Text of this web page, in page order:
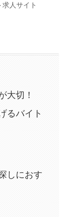
人サイト
大切！
るバイト
しにおす